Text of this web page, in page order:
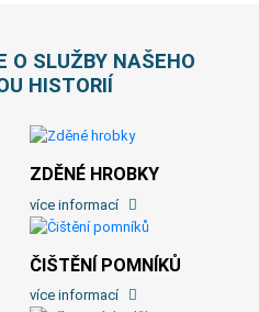
O SLUŽBY NAŠEHO
HISTORIÍ
ZDĚNÉ HROBKY
více informací
ČIŠTĚNÍ POMNÍKŮ
více informací